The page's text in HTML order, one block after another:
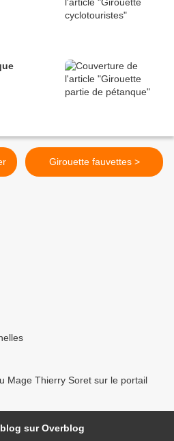
Girouette fauvettes >
Mage Thierry Soret sur le portail
sur Overblog